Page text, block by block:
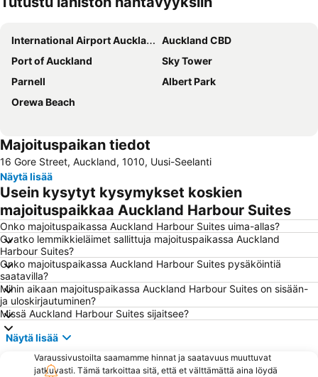
International Airport Auckland
Auckland CBD
Port of Auckland
Sky Tower
Parnell
Albert Park
Orewa Beach
Majoituspaikan tiedot
16 Gore Street, Auckland, 1010, Uusi-Seelanti
Näytä lisää
Usein kysytyt kysymykset koskien
majoituspaikkaa Auckland Harbour Suites
Onko majoituspaikassa Auckland Harbour Suites uima-allas?
Ovatko lemmikkieläimet sallittuja majoituspaikassa Auckland
Harbour Suites?
Onko majoituspaikassa Auckland Harbour Suites pysäköintiä
saatavilla?
Mihin aikaan majoituspaikassa Auckland Harbour Suites on sisään-
ja uloskirjautuminen?
Missä Auckland Harbour Suites sijaitsee?
Näytä lisää
Varaussivustoilta saamamme hinnat ja saatavuus muuttuvat
jatkuvasti. Tämä tarkoittaa sitä, että et välttämättä aina löydä